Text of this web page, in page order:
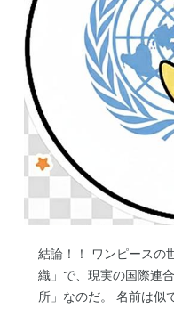
結論！！ ワンピースの
織」で、現実の国際連
所」なのだ。 名前は似